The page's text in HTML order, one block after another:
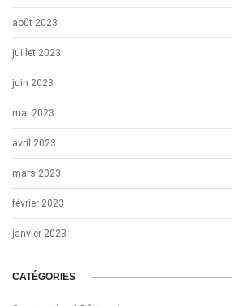
août 2023
juillet 2023
juin 2023
mai 2023
avril 2023
mars 2023
février 2023
janvier 2023
CATÉGORIES